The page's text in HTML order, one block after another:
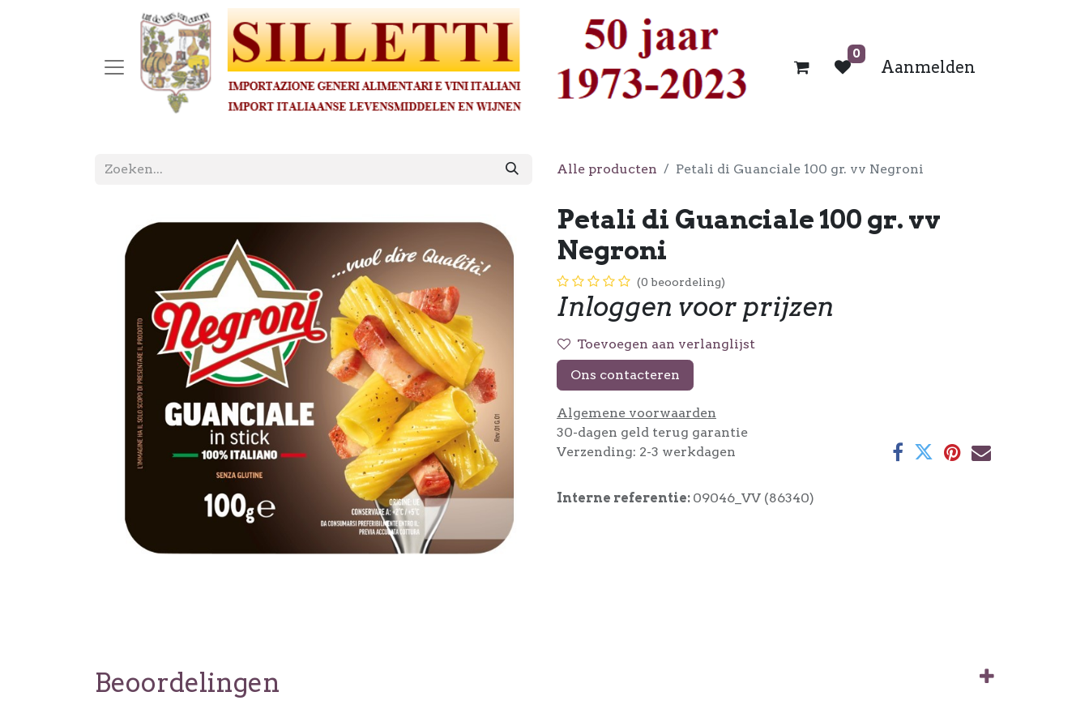
0
Aanmelden
Alle producten Petali di Guanciale 100 gr. vv Negroni
Petali di Guanciale 100 gr. vv
Negroni
(0 beoordeling)
Inloggen voor prijzen
Toevoegen aan verlanglijst
Ons contacteren
Algemene voorwaarden
30-dagen geld terug garantie
Verzending: 2-3 werkdagen
Interne referentie: 09046_VV (86340)
Beoordelingen